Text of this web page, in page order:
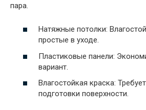
пара.
Натяжные потолки:
простые в уходе.
Пластиковые панели:
вариант.
Влагостойкая краска:
подготовки поверхности.